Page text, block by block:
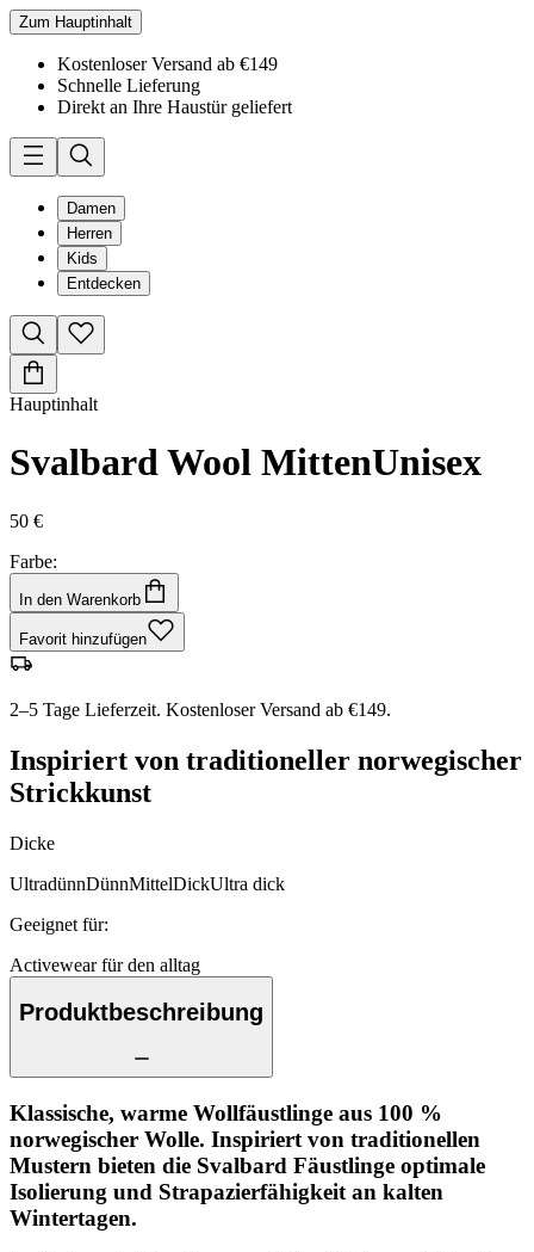
Zum Hauptinhalt
Kostenloser Versand ab €149
Schnelle Lieferung
Direkt an Ihre Haustür geliefert
Damen
Herren
Kids
Entdecken
Hauptinhalt
Svalbard Wool MittenUnisex
50 €
Farbe:
In den Warenkorb
Favorit hinzufügen
2–5 Tage Lieferzeit. Kostenloser Versand ab €149.
Inspiriert von traditioneller norwegischer
Strickkunst
Dicke
UltradünnDünnMittelDickUltra dick
Geeignet für:
Activewear für den alltag
Produktbeschreibung
Klassische, warme Wollfäustlinge aus 100 %
norwegischer Wolle. Inspiriert von traditionellen
Mustern bieten die Svalbard Fäustlinge optimale
Isolierung und Strapazierfähigkeit an kalten
Wintertagen.